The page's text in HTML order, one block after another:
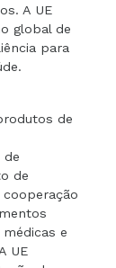
A UE
global de
para
de
de
de
e
UE